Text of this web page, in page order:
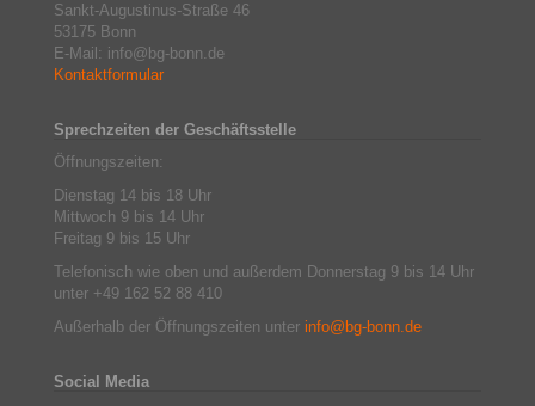
Sankt-Augustinus-Straße 46
53175 Bonn
E-Mail: info@bg-bonn.de
Kontaktformular
Sprechzeiten der Geschäftsstelle
Öffnungszeiten:
Dienstag 14 bis 18 Uhr
Mittwoch 9 bis 14 Uhr
Freitag 9 bis 15 Uhr
Telefonisch wie oben und außerdem Donnerstag 9 bis 14 Uhr
unter +49 162 52 88 410
Außerhalb der Öffnungszeiten unter info@bg-bonn.de
Social Media